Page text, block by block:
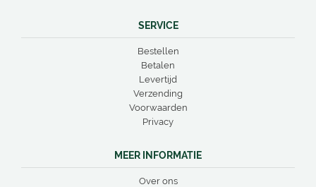
SERVICE
Bestellen
Betalen
Levertijd
Verzending
Voorwaarden
Privacy
MEER INFORMATIE
Over ons